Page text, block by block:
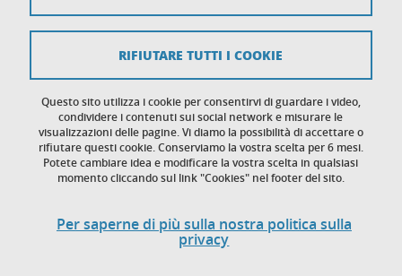
Note legali
Protezione dei dati personali
Cookies
Accessibilità: non conforme
Questo sito utilizza i cookie per consentirvi di guardare i video,
condividere i contenuti sui social network e misurare le
visualizzazioni delle pagine. Vi diamo la possibilità di accettare o
rifiutare questi cookie. Conserviamo la vostra scelta per 6 mesi.
Potete cambiare idea e modificare la vostra scelta in qualsiasi
momento cliccando sul link "Cookies" nel footer del sito.
Per saperne di più sulla nostra politica sulla
privacy
RIFIUTARE TUTTI I COOKIE